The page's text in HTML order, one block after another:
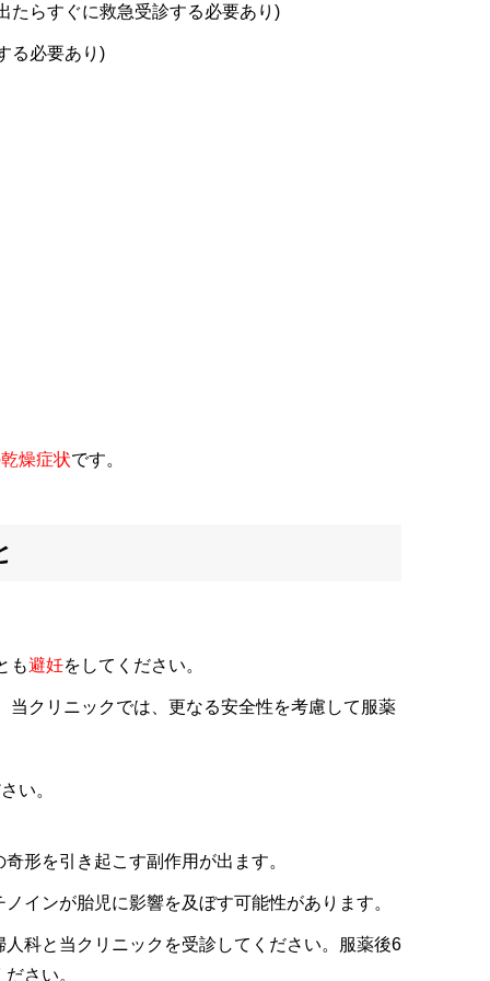
たらすぐに救急受診する必要あり)
る必要あり)
燥症状です。
も避妊をしてください。
クリニックでは、更なる安全性を考慮して服薬
い。
形を引き起こす副作用が出ます。
インが胎児に影響を及ぼす可能性があります。
科と当クリニックを受診してください。服薬後6
さい。